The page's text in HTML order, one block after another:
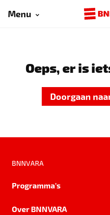
Menu
Oeps, er is
Doorgaan
BNNVARA
Programma's
Over BNNVARA